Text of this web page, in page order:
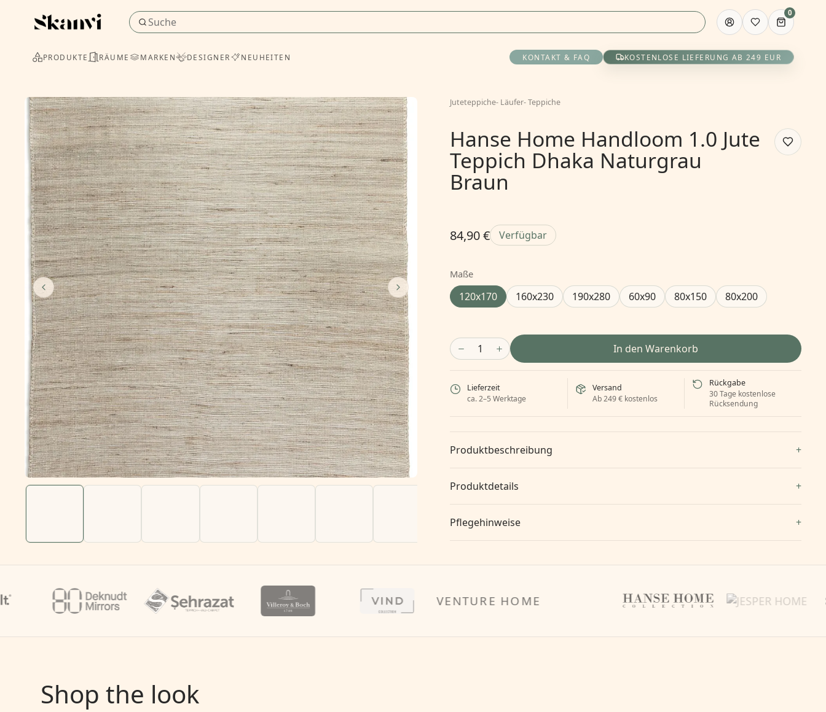
0
PRODUKTE RÄUME MARKEN DESIGNER NEUHEITEN KONTAKT & FAQ KOSTENLOSE LIEFERUNG AB 249 EUR
Juteteppiche- Läufer-Teppiche
Hanse Home Handloom 1.0 Jute
Teppich Dhaka Naturgrau
Braun
84,90 € Verfügbar
Maße
120x170 160x230 190x280 60x90 80x150 80x200
1 In den Warenkorb
Lieferzeit
ca. 2–5 Werktage
Versand
Ab 249 € kostenlos
Rückgabe
30 Tage kostenlose
Rücksendung
Produktbeschreibung
Produktdetails
Pflegehinweise
VENTURE HOME
Shop the look